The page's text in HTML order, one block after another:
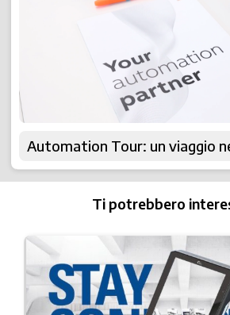
Automation Tour: un viaggio
Ti potrebbero